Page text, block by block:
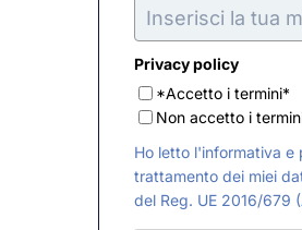
Privacy policy
*Accetto i termini*
Non accetto i
Ho letto l'informativa e
trattamento dei miei
del Reg. UE 2016/679